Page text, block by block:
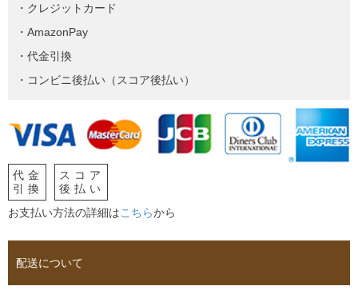
・クレジットカード
・AmazonPay
・代金引換
・コンビニ後払い（スコア後払い）
代金
引換
スコア
後払い
お支払い方法の詳細はこちらから
配送について